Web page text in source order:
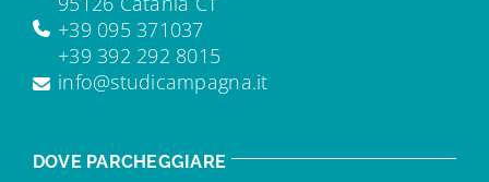
+39 095 371037
+39 392 292 8015
info@studicampagna.it
DOVE PARCHEGGIARE